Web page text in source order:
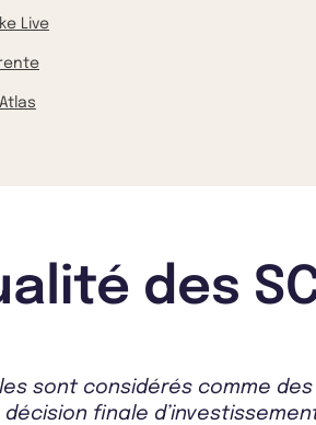
Live
des
sont considérés comme
finale